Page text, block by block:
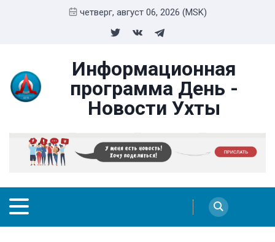
четверг, август 06, 2026 (MSK)
Информационная
программа День -
Новости Ухты